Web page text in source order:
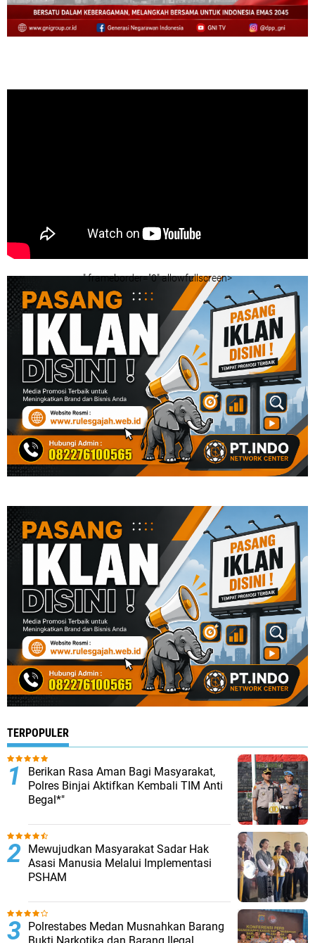
" frameborder="0" allowfullscreen>
TERPOPULER
Berikan Rasa Aman Bagi Masyarakat,
Polres Binjai Aktifkan Kembali TIM Anti
Begal*"
Mewujudkan Masyarakat Sadar Hak
Asasi Manusia Melalui Implementasi
PSHAM
Polrestabes Medan Musnahkan Barang